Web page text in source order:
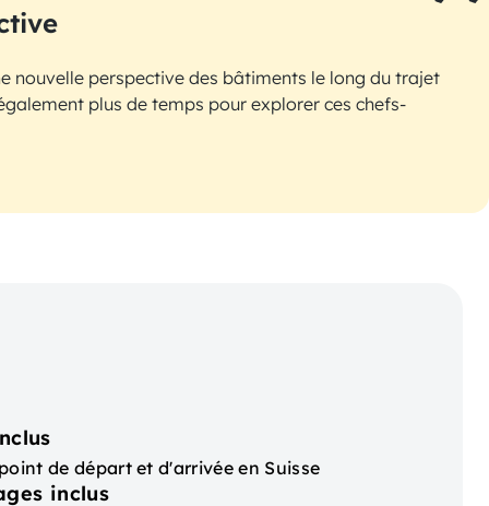
nouvelle perspective des bâtiments le long du trajet
plus de temps pour explorer ces chefs-
de départ et d'arrivée en Suisse
inclus